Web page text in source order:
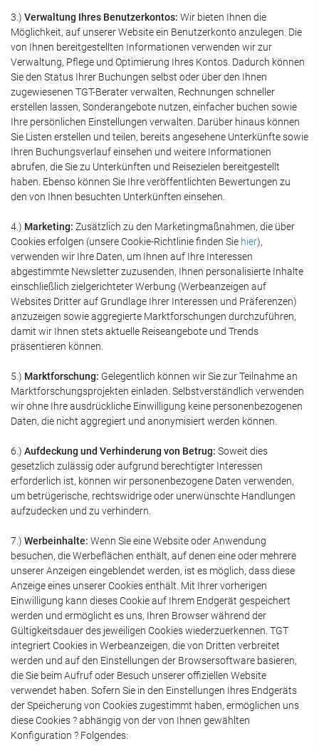
3.) Verwaltung Ihres Benutzerkontos: Wir bieten Ihnen die
Möglichkeit, auf unserer Website ein Benutzerkonto anzulegen. Die
von Ihnen bereitgestellten Informationen verwenden wir zur
Verwaltung, Pflege und Optimierung Ihres Kontos. Dadurch können
Sie den Status Ihrer Buchungen selbst oder über den Ihnen
zugewiesenen TGT-Berater verwalten, Rechnungen schneller
erstellen lassen, Sonderangebote nutzen, einfacher buchen sowie
Ihre persönlichen Einstellungen verwalten. Darüber hinaus können
Sie Listen erstellen und teilen, bereits angesehene Unterkünfte sowie
Ihren Buchungsverlauf einsehen und weitere Informationen
abrufen, die Sie zu Unterkünften und Reisezielen bereitgestellt
haben. Ebenso können Sie Ihre veröffentlichten Bewertungen zu
den von Ihnen besuchten Unterkünften einsehen.
4.) Marketing: Zusätzlich zu den Marketingmaßnahmen, die über
Cookies erfolgen (unsere Cookie-Richtlinie finden Sie hier),
verwenden wir Ihre Daten, um Ihnen auf Ihre Interessen
abgestimmte Newsletter zuzusenden, Ihnen personalisierte Inhalte
einschließlich zielgerichteter Werbung (Werbeanzeigen auf
Websites Dritter auf Grundlage Ihrer Interessen und Präferenzen)
anzuzeigen sowie aggregierte Marktforschungen durchzuführen,
damit wir Ihnen stets aktuelle Reiseangebote und Trends
präsentieren können.
5.) Marktforschung: Gelegentlich können wir Sie zur Teilnahme an
Marktforschungsprojekten einladen. Selbstverständlich verwenden
wir ohne Ihre ausdrückliche Einwilligung keine personenbezogenen
Daten, die nicht aggregiert und anonymisiert werden können.
6.) Aufdeckung und Verhinderung von Betrug: Soweit dies
gesetzlich zulässig oder aufgrund berechtigter Interessen
erforderlich ist, können wir personenbezogene Daten verwenden,
um betrügerische, rechtswidrige oder unerwünschte Handlungen
aufzudecken und zu verhindern.
7.) Werbeinhalte: Wenn Sie eine Website oder Anwendung
besuchen, die Werbeflächen enthält, auf denen eine oder mehrere
unserer Anzeigen eingeblendet werden, ist es möglich, dass diese
Anzeige eines unserer Cookies enthält. Mit Ihrer vorherigen
Einwilligung kann dieses Cookie auf Ihrem Endgerät gespeichert
werden und ermöglicht es uns, Ihren Browser während der
Gültigkeitsdauer des jeweiligen Cookies wiederzuerkennen. TGT
integriert Cookies in Werbeanzeigen, die von Dritten verbreitet
werden und auf den Einstellungen der Browsersoftware basieren,
die Sie beim Aufruf oder Besuch unserer offiziellen Website
verwendet haben. Sofern Sie in den Einstellungen Ihres Endgeräts
der Speicherung von Cookies zugestimmt haben, ermöglichen uns
diese Cookies ? abhängig von der von Ihnen gewählten
Konfiguration ? Folgendes: